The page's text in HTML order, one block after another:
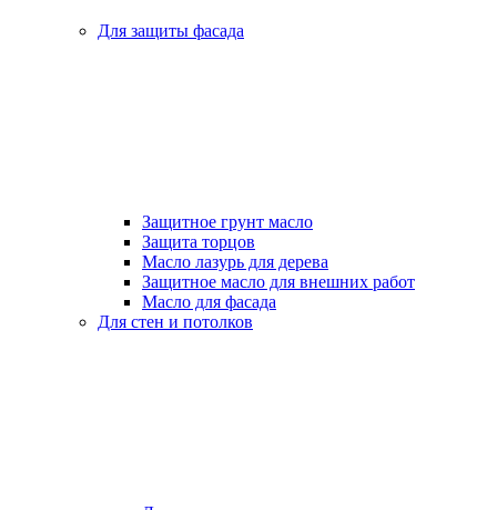
Для защиты фасада
Защитное грунт масло
Защита торцов
Масло лазурь для дерева
Защитное масло для внешних работ
Масло для фасада
Для стен и потолков